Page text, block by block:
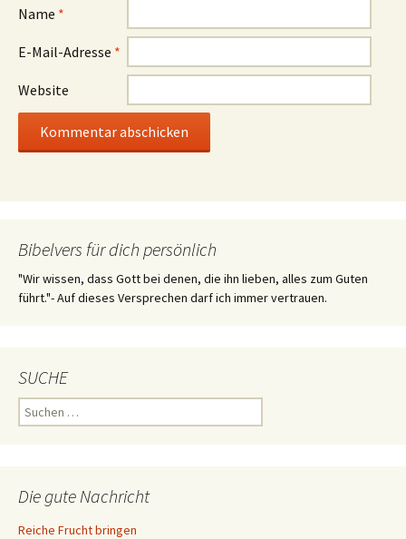
Name *
E-Mail-Adresse *
Website
Bibelvers für dich persönlich
"Wir wissen, dass Gott bei denen, die ihn lieben, alles zum Guten
führt."- Auf dieses Versprechen darf ich immer vertrauen.
SUCHE
Suchen
nach:
Die gute Nachricht
Reiche Frucht bringen